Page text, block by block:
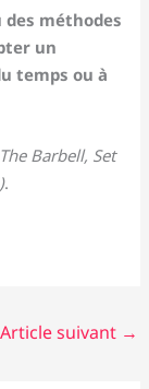
méthodes
un
temps ou à
Barbell, Set
.
Article suivant →